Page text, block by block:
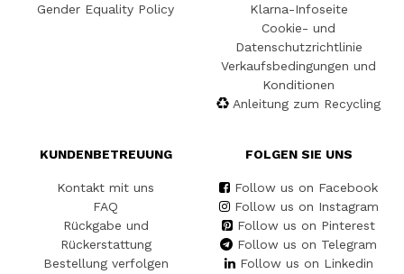
Gender Equality Policy
Klarna-Infoseite
Cookie- und
Datenschutzrichtlinie
Verkaufsbedingungen und
Konditionen
Anleitung zum Recycling
KUNDENBETREUUNG
Kontakt mit uns
FAQ
Rückgabe und
Rückerstattung
Bestellung verfolgen
FOLGEN SIE UNS
Follow us on Facebook
Follow us on Instagram
Follow us on Pinterest
Follow us on Telegram
Follow us on Linkedin